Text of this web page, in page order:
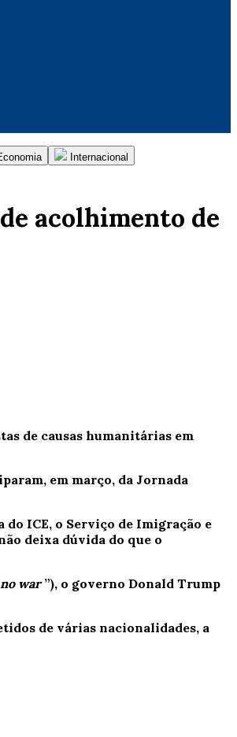
Internacional
acolhimento de
de causas humanitárias em
em março, da Jornada
ICE, o Serviço de Imigração e
deixa dúvida do que o
war”), o governo Donald Trump
de várias nacionalidades, a